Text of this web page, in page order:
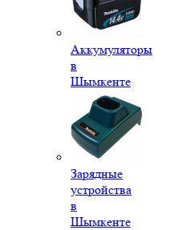
Аккумуляторы
в
Шымкенте
Зарядные
устройства
в
Шымкенте